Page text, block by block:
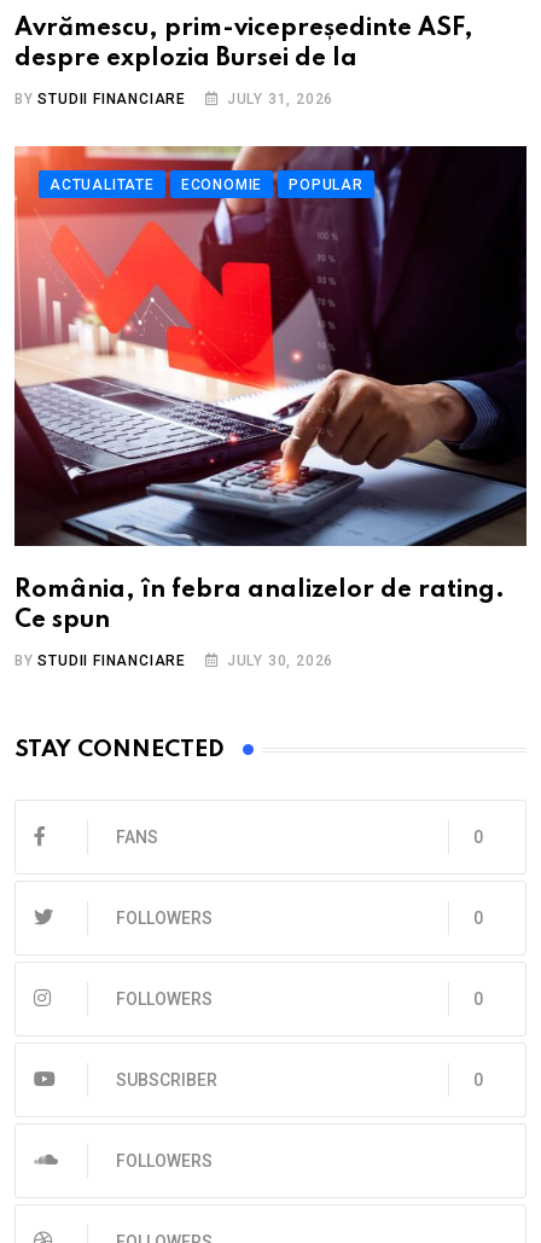
Avrămescu, prim-vicepreședinte ASF,
despre explozia Bursei de la
BYSTUDII FINANCIARE JULY 31, 2026
ACTUALITATE ECONOMIE POPULAR
România, în febra analizelor de rating.
Ce spun
BYSTUDII FINANCIARE JULY 30, 2026
STAY CONNECTED
0
FANS
0
FOLLOWERS
0
FOLLOWERS
0
SUBSCRIBER
FOLLOWERS